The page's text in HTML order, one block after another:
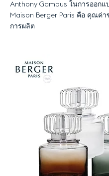
Anthony Gambus ในการออก
Maison Berger Paris คือ คุณค่
การผลิต